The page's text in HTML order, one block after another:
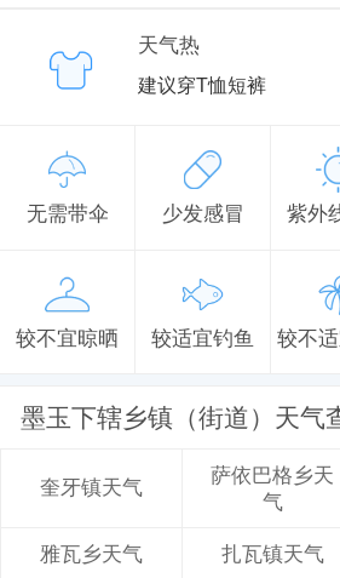
天气热
建议穿T恤短裤
无需带伞 少发感冒 紫外
较不宜晾晒 较适宜钓鱼 较不
墨玉下辖乡镇（街道）天气
奎牙镇天气
萨依巴格乡天
气
雅瓦乡天气 扎瓦镇天气